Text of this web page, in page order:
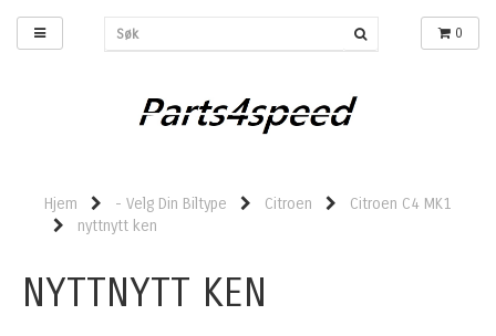
0
Hjem - Velg Din Biltype Citroen
Citroen C4 MK1
nyttnytt ken
NYTTNYTT KEN